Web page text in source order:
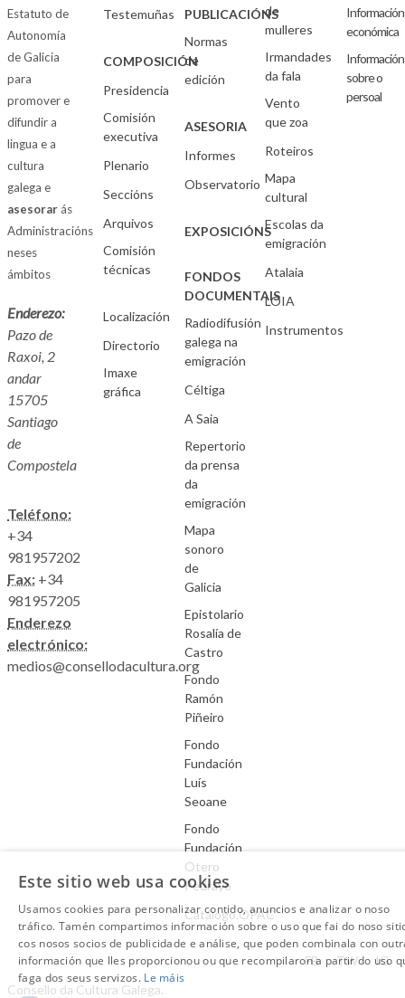
Estatuto de
Autonomía
de Galicia
para
promover e
difundir a
lingua e a
cultura
galega e
asesorarás
Administracións
neses
ámbitos
Enderezo:
Pazo de
Raxoi, 2
andar
15705
Santiago
de
Compostela
Teléfono:
+34
981957202
Fax: +34
981957205
Enderezo
electrónico:
medios@consellodacultura.org
Testemuñas
COMPOSICIÓN
Presidencia
Comisión
executiva
Plenario
Seccións
Arquivos
Comisión
técnicas
Localización
Directorio
Imaxe
gráfica
PUBLICACIÓNS
Normas
de
edición
ASESORIA
Informes
Observatorio
EXPOSICIÓNS
FONDOS
DOCUMENTAIS
Radiodifusión
galega na
emigración
Céltiga
A Saia
Repertorio
da prensa
da
emigración
Mapa
sonoro
de
Galicia
Epistolario
Rosalía de
Castro
Fondo
Ramón
Piñeiro
Fondo
Fundación
Luís
Seoane
Fondo
Fundación
Otero
Pedrayo
Catálogo.OPAC
de
mulleres
Irmandades
da fala
Vento
que zoa
Roteiros
Mapa
cultural
Escolas da
emigración
Atalaia
LOIA
Instrumentos
Información
económica
Información
sobre o
persoal
Aviso Legal
Consello da Cultura Galega.
FB TW IG
Este sitio web usa cookies
Usamos cookies para personalizar contido, anuncios e analizar o noso
tráfico. Tamén compartimos información sobre o uso que fai do noso
cos nosos socios de publicidade e análise, que poden combinala con
información que lles proporcionou ou que recompilaron a partir do uso
faga dos seus servizos. Le máis